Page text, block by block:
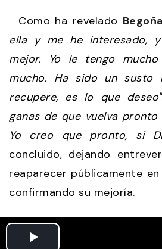
Como ha revelado
ella y me he interesado,
mejor. Yo le tengo
mucho. Ha sido un susto
recupere, es lo que
ganas de que vuelva
Yo creo que pronto, si
concluido, dejando
reaparecer públicamente
confirmando su mejoría.